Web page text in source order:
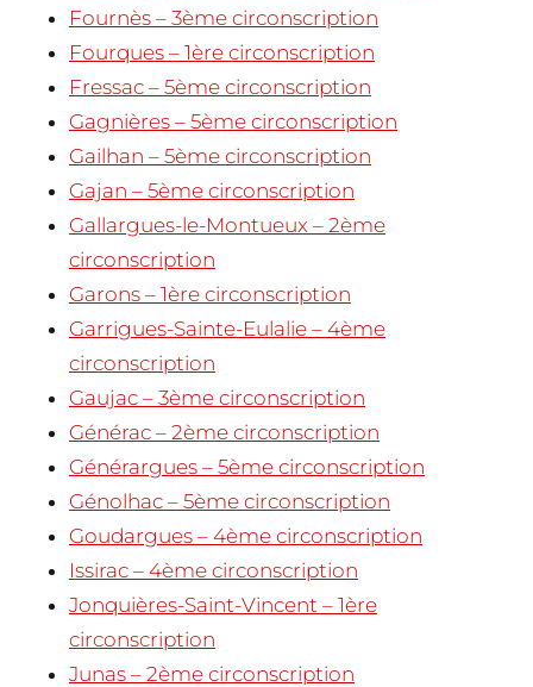
Fournès – 3ème circonscription
Fourques – 1ère circonscription
Fressac – 5ème circonscription
Gagnières – 5ème circonscription
Gailhan – 5ème circonscription
Gajan – 5ème circonscription
Gallargues-le-Montueux – 2ème
circonscription
Garons – 1ère circonscription
Garrigues-Sainte-Eulalie – 4ème
circonscription
Gaujac – 3ème circonscription
Générac – 2ème circonscription
Générargues – 5ème circonscription
Génolhac – 5ème circonscription
Goudargues – 4ème circonscription
Issirac – 4ème circonscription
Jonquières-Saint-Vincent – 1ère
circonscription
Junas – 2ème circonscription